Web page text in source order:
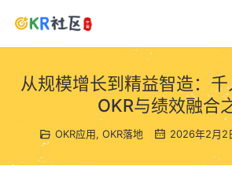
从规模增长到精益智造：
OKR与绩效融合
OKR应用, OKR落地 2026年2月2